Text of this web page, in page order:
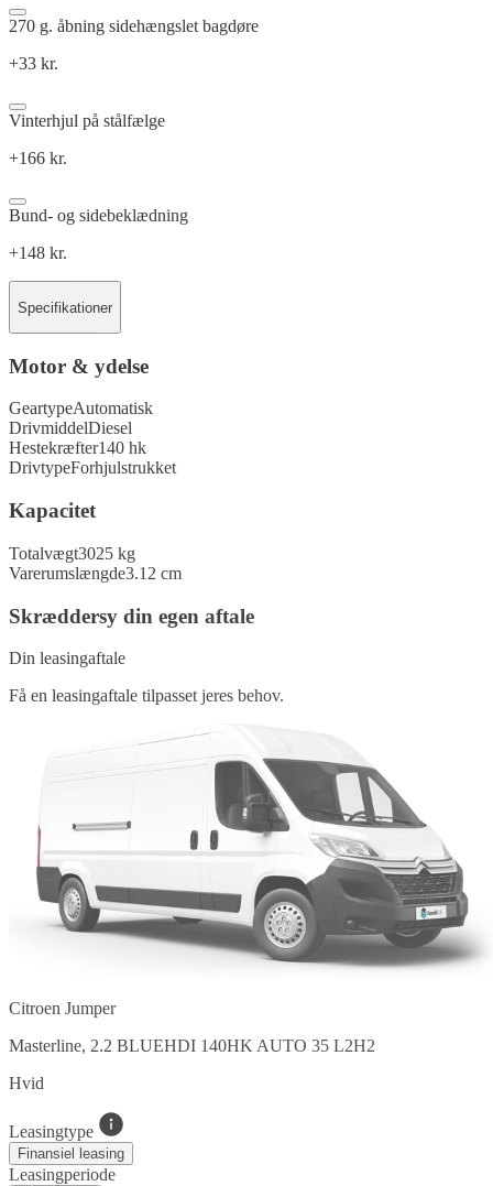
270 g. åbning sidehængslet bagdøre
+33 kr.
Vinterhjul på stålfælge
+166 kr.
Bund- og sidebeklædning
+148 kr.
Specifikationer
Motor & ydelse
GeartypeAutomatisk
DrivmiddelDiesel
Hestekræfter140 hk
DrivtypeForhjulstrukket
Kapacitet
Totalvægt3025 kg
Varerumslængde3.12 cm
Skræddersy din egen aftale
Din leasingaftale
Få en leasingaftale tilpasset jeres behov.
Citroen Jumper
Masterline, 2.2 BLUEHDI 140HK AUTO 35 L2H2
Hvid
Leasingtype
Finansiel leasing
Leasingperiode